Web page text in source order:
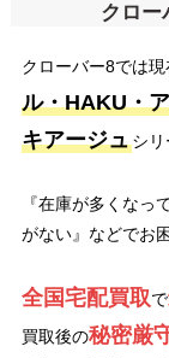
クロー
クローバー8では現
ル・HAKU・
キアージュシリ
『在庫が多くなっ
がない』などでお
全国宅配買取で
買取後の秘密厳